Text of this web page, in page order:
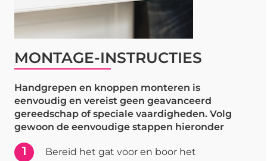
MONTAGE-INSTRUCTIES
Handgrepen en knoppen monteren is
eenvoudig en vereist geen geavanceerd
gereedschap of speciale vaardigheden. Volg
gewoon de eenvoudige stappen hieronder
1
Bereid het gat voor en boor het